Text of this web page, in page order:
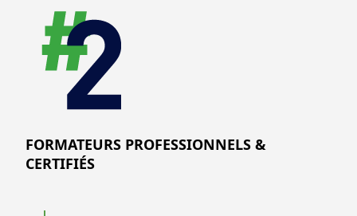
FORMATEURS PROFESSIONNELS &
CERTIFIÉS